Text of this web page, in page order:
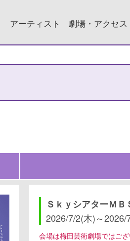
アーティスト 劇場・アクセス
ＳｋｙシアターＭＢ
2026/7/2(木)～2026/
会場は梅田芸術劇場ではご